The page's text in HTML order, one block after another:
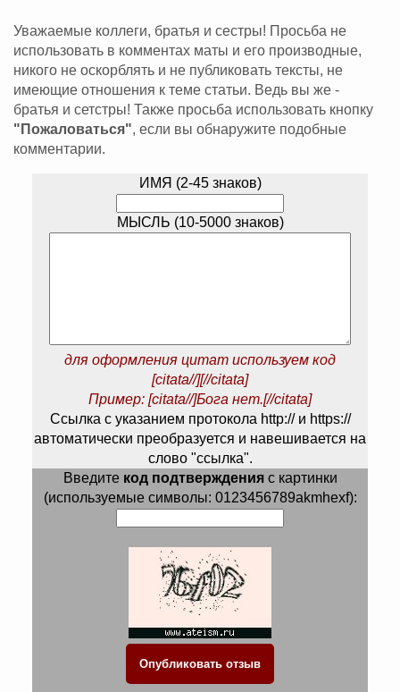
Уважаемые коллеги, братья и сестры! Просьба не
использовать в комментах маты и его производные,
никого не оскорблять и не публиковать тексты, не
имеющие отношения к теме статьи. Ведь вы же -
братья и сетстры! Также просьба использовать кнопку
"Пожаловаться", если вы обнаружите подобные
комментарии.
ИМЯ (2-45 знаков)
МЫСЛЬ (10-5000 знаков)
для оформления цитат используем код
[citata//][//citata]
Пример: [citata//]Бога нет.[//citata]
Ссылка с указанием протокола http:// и https://
автоматически преобразуется и навешивается на
слово "ссылка".
Введите код подтвержденияс картинки
(используемые символы: 0123456789akmhexf):